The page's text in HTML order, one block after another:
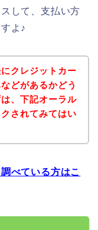
して、支払い方
よ♪
クレジットカー
どがあるかどう
、下記オーラル
されてみてはい
べている方はこ